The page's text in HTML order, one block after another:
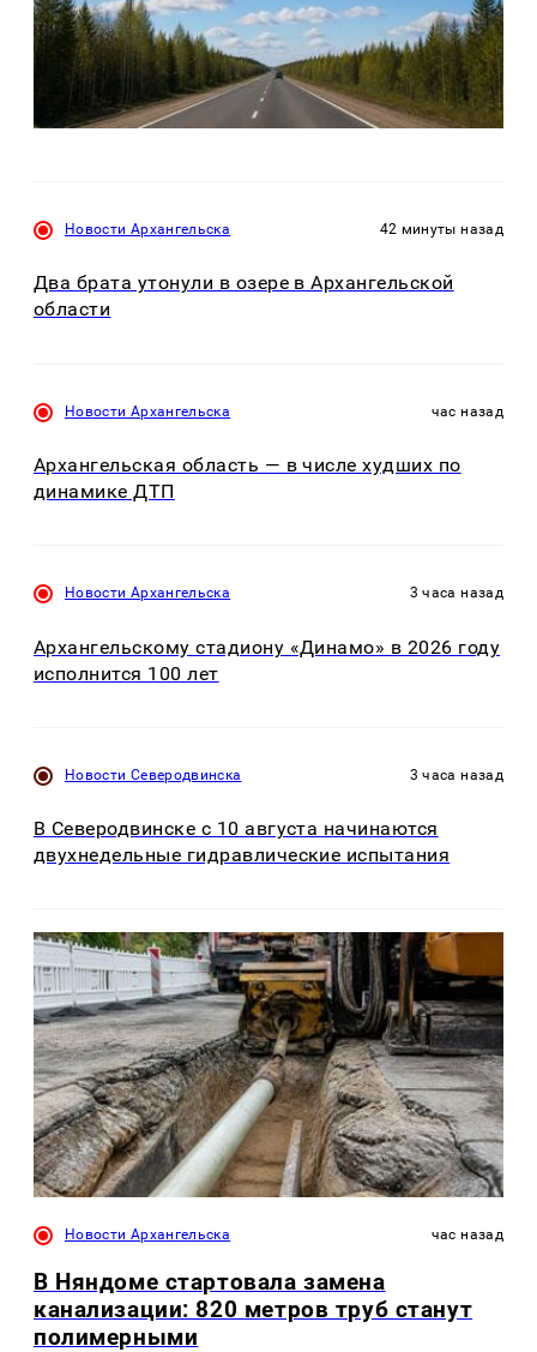
Новости Архангельска 42 минуты назад
Два брата утонули в озере в Архангельской
области
Новости Архангельска час назад
Архангельская область — в числе худших по
динамике ДТП
Новости Архангельска 3 часа назад
Архангельскому стадиону «Динамо» в 2026 году
исполнится 100 лет
Новости Северодвинска 3 часа назад
В Северодвинске с 10 августа начинаются
двухнедельные гидравлические испытания
Новости Архангельска час назад
В Няндоме стартовала замена
канализации: 820 метров труб станут
полимерными